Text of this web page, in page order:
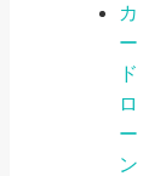
カ
ー
ド
ロ
ー
ン